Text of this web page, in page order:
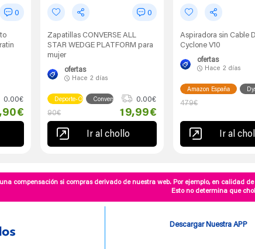
0
0.00€
0
Zapatillas CONVERSE ALL
STAR WEDGE PLATFORM para
mujer
ofertas
Hace 2 días
Deporte-OutletConverse
0.00€
90€
19,99€
Ir al chollo
Aspiradora sin Cable
Cyclone V10
ofertas
Hace 2 días
Amazon España
479€
Ir al
compensación si compras derivado de nuestra web. Por ejemplo, en calidad
Esto no determina que
Descargar Nuestra APP